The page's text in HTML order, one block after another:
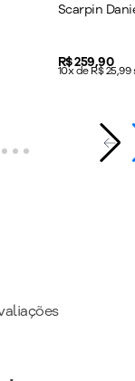
Scarpin
Price:
R$ 259,90
10x de R$